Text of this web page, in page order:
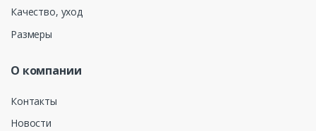
Качество, уход
Размеры
О компании
Контакты
Новости